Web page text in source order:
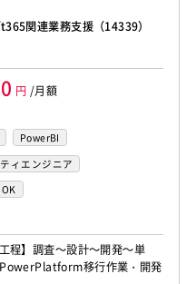
関連業務支援（14339）
円 /月額
PowerBI
ィエンジニア
】調査～設計～開発～単
移行作業・開発